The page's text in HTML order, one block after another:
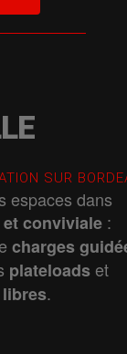
SUR
espaces dans
et conviviale:
charges
plateloads et
libres.